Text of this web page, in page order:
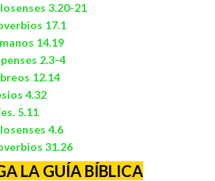
3.20-21
17.1
14.19
2.3-4
12.14
4.32
5.11
4.6
31.26
LA GUÍA BÍBLICA